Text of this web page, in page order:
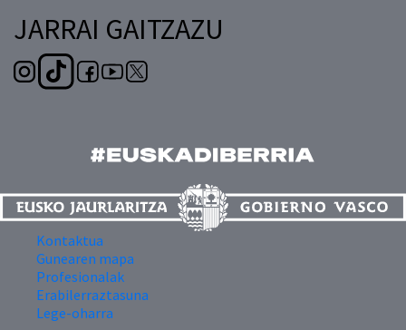
JARRAI GAITZAZU
Kontaktua
Gunearen mapa
Profesionalak
Erabilerraztasuna
Lege-oharra